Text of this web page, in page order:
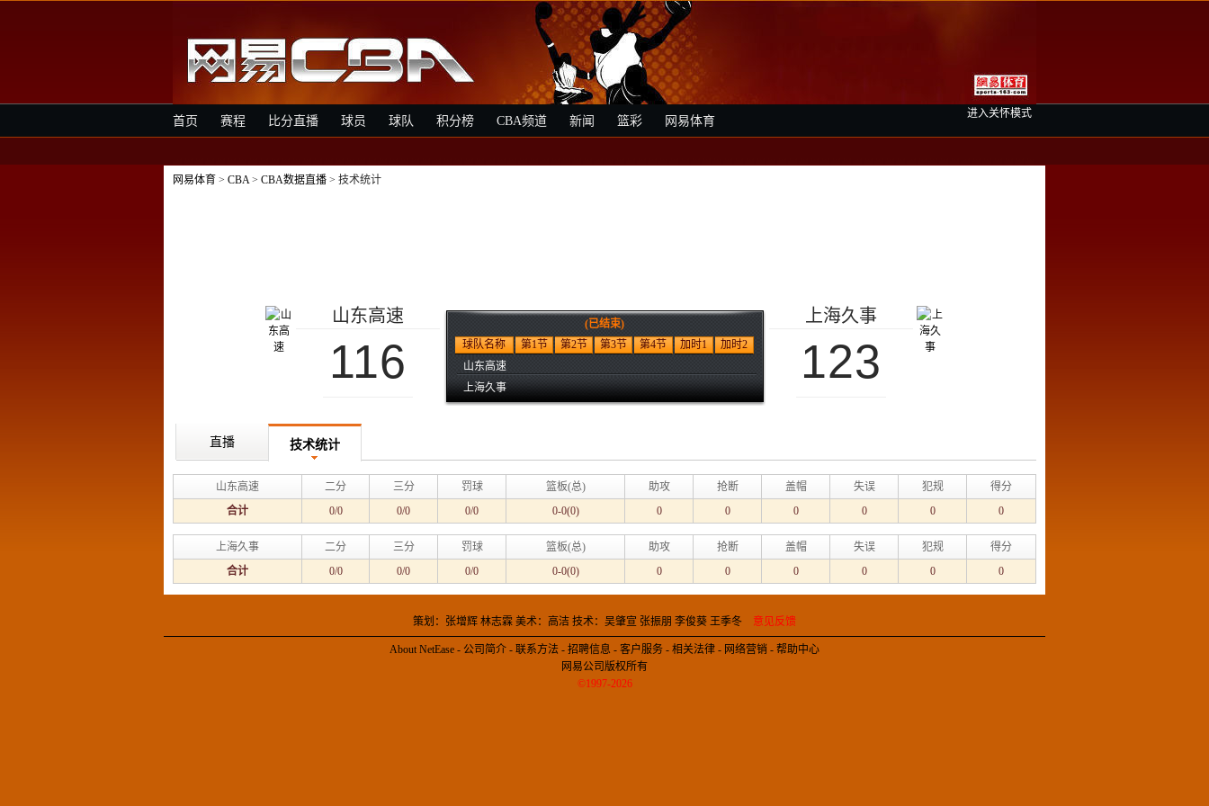
进入关怀模式
首页 赛程 比分直播 球员 球队 积分榜 CBA频道 新闻 篮彩 网易体育
网易体育 > CBA> CBA数据直播 > 技术统计
山东高速
116
(已结束)
球队名称
第1节 第2节 第3节 第4节 加时1
加时2
山东高速
上海久事
上海久事
123
直播 技术统计
山东高速 二分 三分 罚球 篮板(总) 助攻 抢断 盖帽 失误 犯规
得分
合计
0/0 0/0 0/0 0-0(0) 0 0 0 0 0 0
上海久事 二分 三分 罚球 篮板(总) 助攻 抢断 盖帽 失误 犯规
得分
合计
0/0 0/0 0/0 0-0(0) 0 0 0 0 0 0
策划：张增辉 林志霖 美术：高洁 技术：吴肇宣 张振朋 李俊葵 王季冬 意见反馈
About NetEase - 公司简介 - 联系方法 - 招聘信息 - 客户服务 - 相关法律 - 网络营销 - 帮助中心
网易公司版权所有
©1997-2026